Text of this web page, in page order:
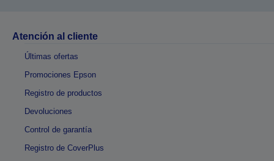
Atención al cliente
Últimas ofertas
Promociones Epson
Registro de productos
Devoluciones
Control de garantía
Registro de CoverPlus